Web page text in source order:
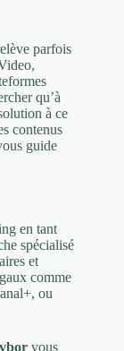
parfois
qu’à
à ce
contenus
guide
en tant
spécialisé
et
comme
ou
vous